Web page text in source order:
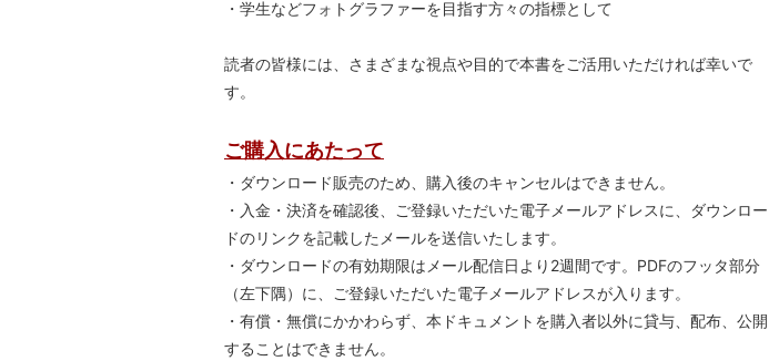
・学生などフォトグラファーを目指す方々の指標として
読者の皆様には、さまざまな視点や目的で本書をご活用いただければ幸いで
す。
ご購入にあたって
・ダウンロード販売のため、購入後のキャンセルはできません。
・入金・決済を確認後、ご登録いただいた電子メールアドレスに、ダウンロー
ドのリンクを記載したメールを送信いたします。
・ダウンロードの有効期限はメール配信日より2週間です。PDFのフッタ部分
（左下隅）に、ご登録いただいた電子メールアドレスが入ります。
・有償・無償にかかわらず、本ドキュメントを購入者以外に貸与、配布、公開
することはできません。